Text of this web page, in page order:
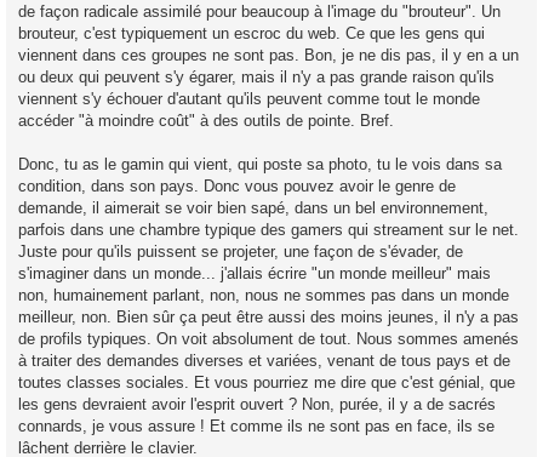
de façon radicale assimilé pour beaucoup à l'image du "brouteur". Un
brouteur, c'est typiquement un escroc du web. Ce que les gens qui
viennent dans ces groupes ne sont pas. Bon, je ne dis pas, il y en a un
ou deux qui peuvent s'y égarer, mais il n'y a pas grande raison qu'ils
viennent s'y échouer d'autant qu'ils peuvent comme tout le monde
accéder "à moindre coût" à des outils de pointe. Bref.
Donc, tu as le gamin qui vient, qui poste sa photo, tu le vois dans sa
condition, dans son pays. Donc vous pouvez avoir le genre de
demande, il aimerait se voir bien sapé, dans un bel environnement,
parfois dans une chambre typique des gamers qui streament sur le net.
Juste pour qu'ils puissent se projeter, une façon de s'évader, de
s'imaginer dans un monde... j'allais écrire "un monde meilleur" mais
non, humainement parlant, non, nous ne sommes pas dans un monde
meilleur, non. Bien sûr ça peut être aussi des moins jeunes, il n'y a pas
de profils typiques. On voit absolument de tout. Nous sommes amenés
à traiter des demandes diverses et variées, venant de tous pays et de
toutes classes sociales. Et vous pourriez me dire que c'est génial, que
les gens devraient avoir l'esprit ouvert ? Non, purée, il y a de sacrés
connards, je vous assure ! Et comme ils ne sont pas en face, ils se
lâchent derrière le clavier.